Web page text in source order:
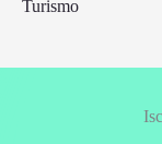
Turismo